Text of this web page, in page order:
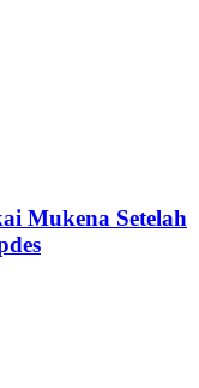
Mukena Setelah